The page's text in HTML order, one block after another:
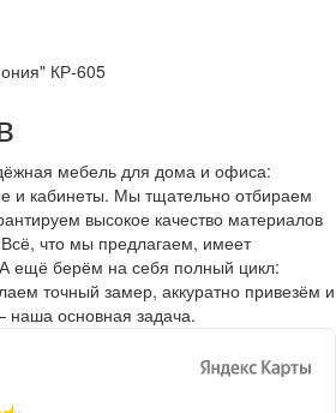
КР-605
мебель для дома и офиса:
и кабинеты. Мы тщательно отбираем
высокое качество материалов
что мы предлагаем, имеет
ещё берём на себя полный цикл:
точный замер, аккуратно привезём и
основная задача.